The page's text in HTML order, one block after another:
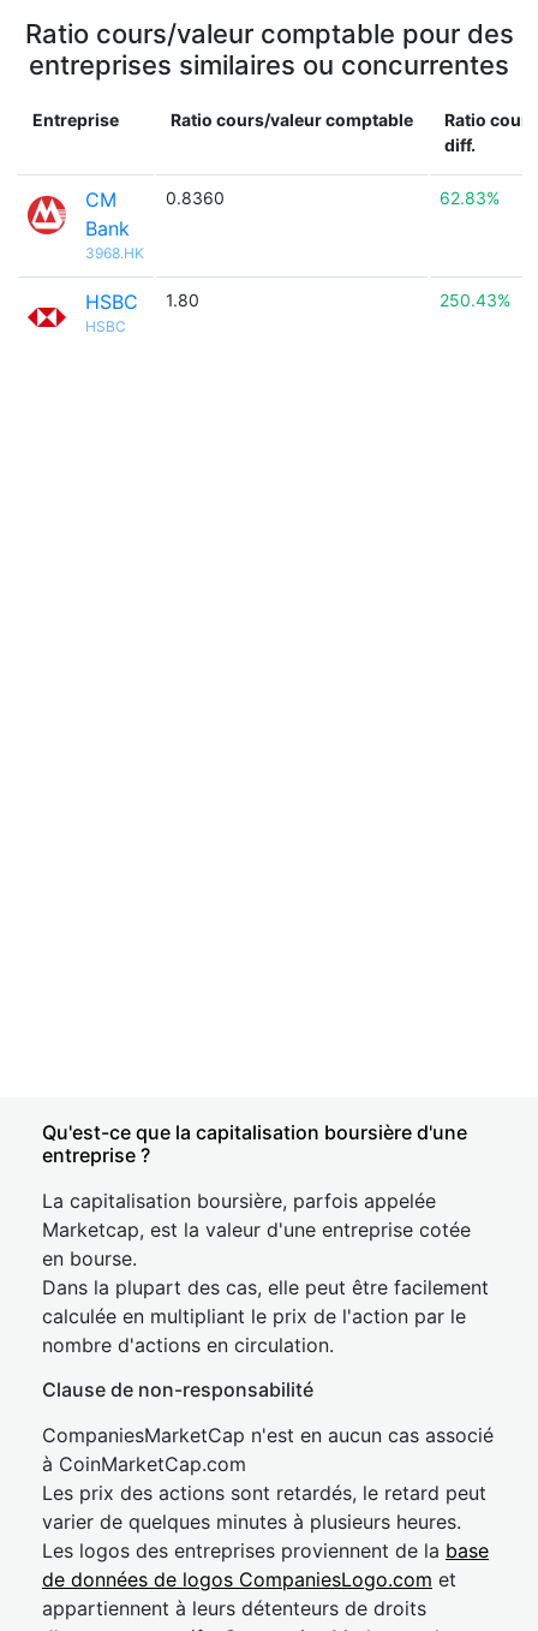
Ratio cours/valeur comptable pour des
entreprises similaires ou concurrentes
Entreprise Ratio cours/valeur comptable
Ratio
diff.
CM
Bank
3968.HK
0.8360 62.83%
HSBC
HSBC
1.80 250.43%
Qu'est-ce que la capitalisation boursière d'une
entreprise ?
La capitalisation boursière, parfois appelée
Marketcap, est la valeur d'une entreprise cotée
en bourse.
Dans la plupart des cas, elle peut être facilement
calculée en multipliant le prix de l'action par le
nombre d'actions en circulation.
Clause de non-responsabilité
CompaniesMarketCap n'est en aucun cas associé
à CoinMarketCap.com
Les prix des actions sont retardés, le retard peut
varier de quelques minutes à plusieurs heures.
Les logos des entreprises proviennent de la base
de données de logos CompaniesLogo.com et
appartiennent à leurs détenteurs de droits